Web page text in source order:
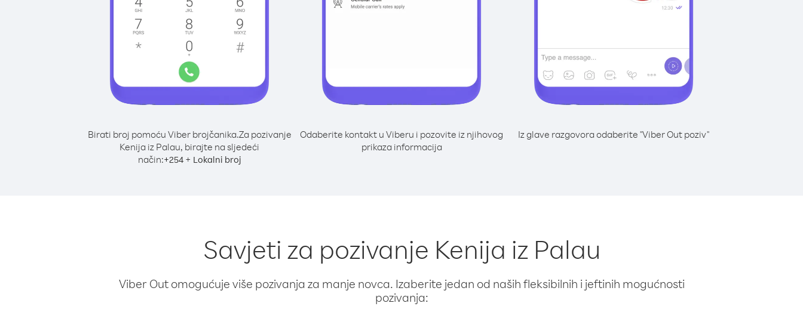
Birati broj pomoću Viber brojčanika.Za pozivanje
Kenija iz Palau, birajte na sljedeći
način:+254+ Lokalni broj
Odaberite kontakt u Viberu i pozovite iz njihovog
prikaza informacija
Iz glave razgovora odaberite "Viber Out poziv"
Savjeti za pozivanje Kenija iz Palau
Viber Out omogućuje više pozivanja za manje novca. Izaberite jedan od naših fleksibilnih i jeftinih mogućnosti
pozivanja: